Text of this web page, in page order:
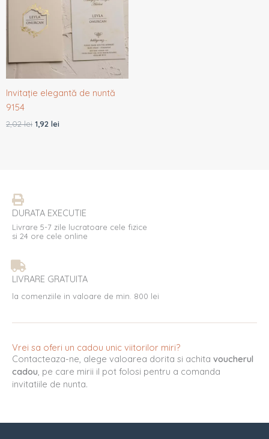
Invitație elegantă de nuntă
9154
2,02lei 1,92 lei
DURATA EXECUTIE
Livrare 5-7 zile lucratoare cele fizice
si 24 ore cele online
LIVRARE GRATUITA
la comenziile in valoare de min. 800 lei
Vrei sa oferi un cadou unic viitorilor miri?
Contacteaza-ne, alege valoarea dorita si achita voucherul
cadou , pe care mirii il pot folosi pentru a comanda
invitatiile de nunta.